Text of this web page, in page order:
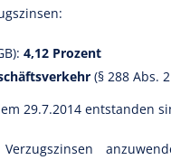
4,12 Prozent
(§ 288 Abs.
29.7.2014 entstanden